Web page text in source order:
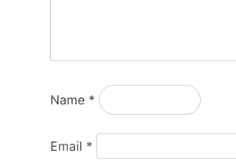
Name *
Email *